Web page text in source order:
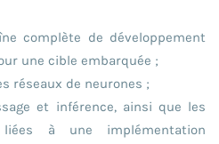
complète de développement
une cible embarquée ;
réseaux de neurones ;
et inférence, ainsi que les
liées à une implémentation